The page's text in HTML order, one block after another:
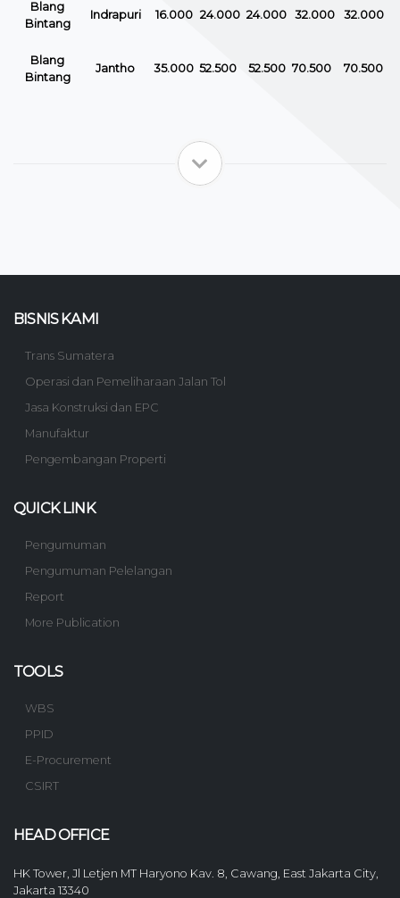
Blang
Bintang
Indrapuri 16.000 24.000 24.000 32.000 32.000
Blang
Bintang
Jantho 35.000 52.500 52.500 70.500 70.500
BISNIS KAMI
Trans Sumatera
Operasi dan Pemeliharaan Jalan Tol
Jasa Konstruksi dan EPC
Manufaktur
Pengembangan Properti
QUICK LINK
Pengumuman
Pengumuman Pelelangan
Report
More Publication
TOOLS
WBS
PPID
E-Procurement
CSIRT
HEAD OFFICE
HK Tower, Jl Letjen MT Haryono Kav. 8, Cawang, East Jakarta City,
Jakarta 13340